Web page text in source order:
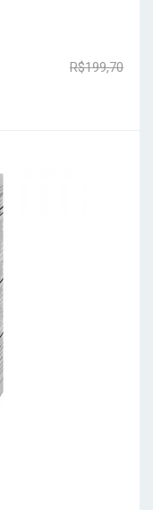
R$199,70